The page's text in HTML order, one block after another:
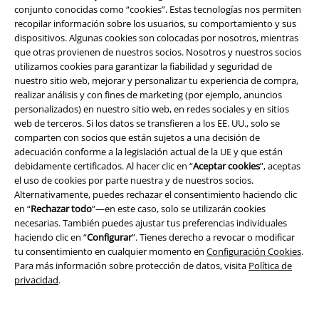
conjunto conocidas como “cookies”. Estas tecnologías nos permiten
recopilar información sobre los usuarios, su comportamiento y sus
dispositivos. Algunas cookies son colocadas por nosotros, mientras
que otras provienen de nuestros socios. Nosotros y nuestros socios
utilizamos cookies para garantizar la fiabilidad y seguridad de
nuestro sitio web, mejorar y personalizar tu experiencia de compra,
realizar análisis y con fines de marketing (por ejemplo, anuncios
personalizados) en nuestro sitio web, en redes sociales y en sitios
web de terceros. Si los datos se transfieren a los EE. UU., solo se
comparten con socios que están sujetos a una decisión de
adecuación conforme a la legislación actual de la UE y que están
debidamente certificados. Al hacer clic en “Aceptar cookies”, aceptas
el uso de cookies por parte nuestra y de nuestros socios.
Alternativamente, puedes rechazar el consentimiento haciendo clic
en “Rechazar todo”—en este caso, solo se utilizarán cookies
necesarias. También puedes ajustar tus preferencias individuales
haciendo clic en “Configurar”. Tienes derecho a revocar o modificar
tu consentimiento en cualquier momento en Configuración Cookies.
Para más información sobre protección de datos, visita Política de
privacidad.
EMP Eventos
Programa de Afiliados
Sostenibilidad
Comunidad